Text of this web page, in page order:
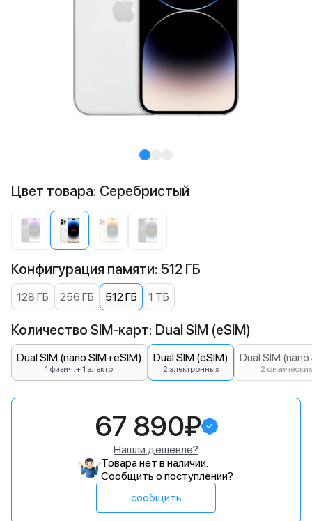
Цвет товара: Cеребристый
Конфигурация памяти: 512 ГБ
128 ГБ 256 ГБ 512 ГБ 1 ТБ
Количество SIM-карт: Dual SIM (eSIM)
Dual SIM (nano SIM+eSIM)
1 физич. + 1 электр.
Dual SIM (eSIM)
2 электронных
Dual SIM
2 физических
67 890₽
Нашли дешевле?
Товара нет в наличии.
Сообщить о поступлении?
сообщить